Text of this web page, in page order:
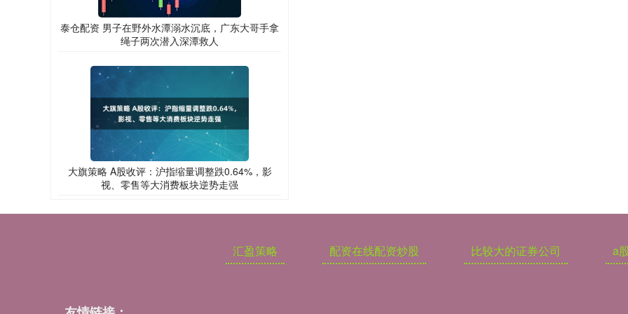
泰仓配资 男子在野外水潭溺水沉底，广东大哥手拿
绳子两次潜入深潭救人
大旗策略 A股收评：沪指缩量调整跌0.64%，影
视、零售等大消费板块逆势走强
汇盈策略 配资在线配资炒股 比较大的证券公司 a